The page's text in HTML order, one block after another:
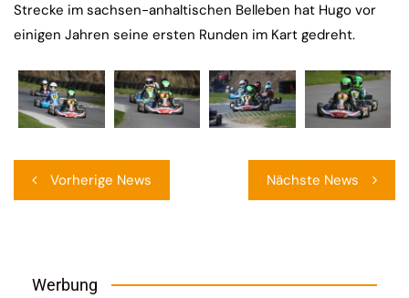
Strecke im sachsen-anhaltischen Belleben hat Hugo vor
einigen Jahren seine ersten Runden im Kart gedreht.
Vorherige News Nächste News
Werbung